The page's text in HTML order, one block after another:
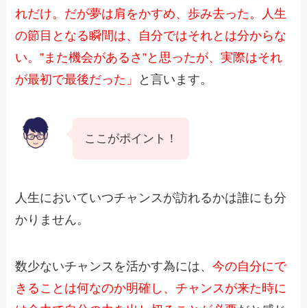
れだけ。だが夢は肩をかすめ、歩み去った。人生
の節目となる瞬間は、自分ではそれとは分からな
い。”また機会があるさ”と思ったが、実際はそれ
が最初で最後だった」
と言います。
ここがポイント！
人生においていつチャンスが訪れるかは誰にも分
かりません。
数少ないチャンスを活かす為には、今の自分にで
きることは何なのか明確し、チャンスが来た時に